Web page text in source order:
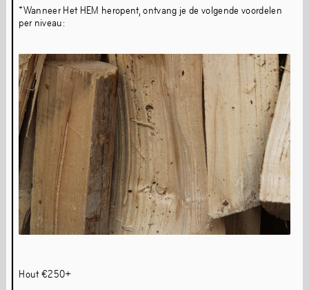
Homebase
Kunstenaar studio’s
Artist-in-residence
9 dates with Still Life
*Wanneer Het HEM heropent, ontvang je de volgende voordelen
per niveau:
Hout €250+